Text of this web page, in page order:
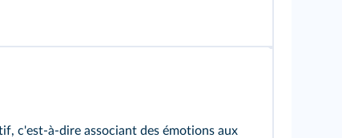
c'est-à-dire associant des émotions aux